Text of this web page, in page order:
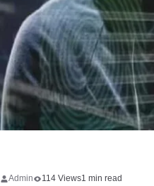
Admin 114 Views1 min read